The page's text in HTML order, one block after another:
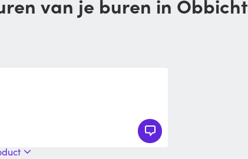
van je buren in Obbicht